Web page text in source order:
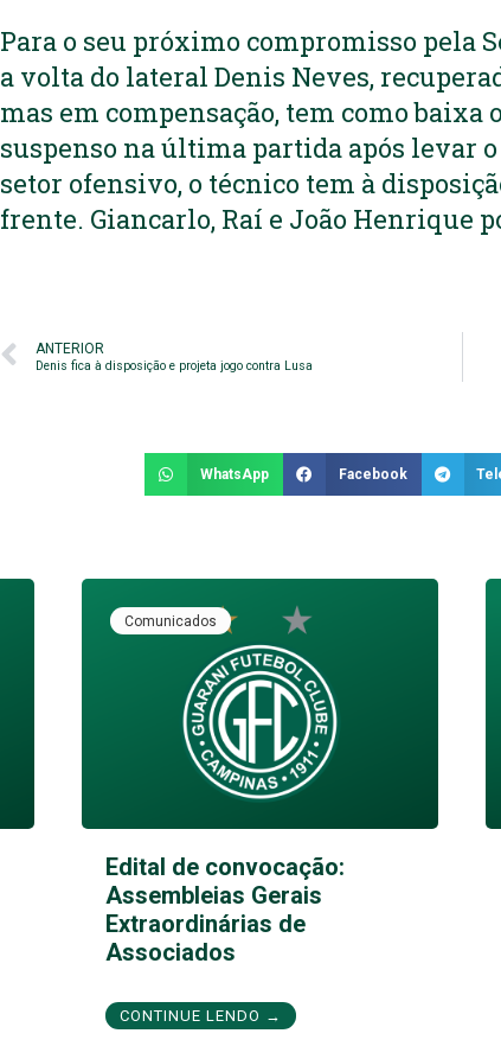
Para o seu próximo compromisso pela
a volta do lateral Denis Neves,
mas em compensação, tem como
suspenso na última partida após levar
setor ofensivo, o técnico tem à
frente. Giancarlo, Raí e João Henrique
ANTERIOR
Denis fica à disposição e projeta jogo contra Lusa
WhatsApp Facebook
Comunicados
Edital de convocação:
Assembleias Gerais
Extraordinárias de
Associados
CONTINUE LENDO →